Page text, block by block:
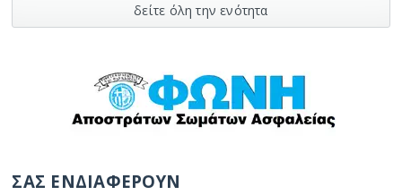
δείτε όλη την ενότητα
ΣΑΣ ΕΝΔΙΑΦΕΡΟΥΝ